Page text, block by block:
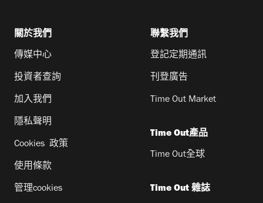
關於我們
傳媒中心
投資者查詢
加入我們
隱私聲明
Cookies 政策
使用條款
管理cookies
聯繫我們
登記定期通訊
刊登廣告
Time Out Market
Time Out產品
Time Out全球
Time Out 雜誌